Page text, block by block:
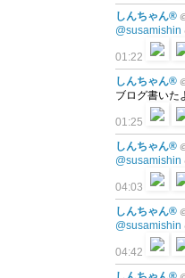
しんちゃん®
@susamishin
01:22
しんちゃん®
ブログ書いた
01:25
しんちゃん®
@susamishin
04:03
しんちゃん®
@susamishin
04:42